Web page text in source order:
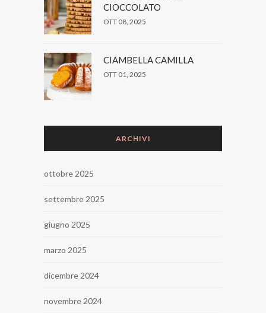
CIOCCOLATO
OTT 08, 2025
CIAMBELLA CAMILLA
OTT 01, 2025
ARCHIVI
ottobre 2025
settembre 2025
giugno 2025
marzo 2025
dicembre 2024
novembre 2024